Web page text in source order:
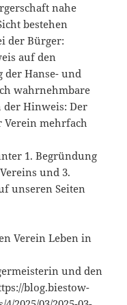
nahe
bestehen
der Bürger:
auf den
Hanse- und
wahrnehmbare
der Hinweis: Der
mehrfach
1. Begründung
und 3.
unseren Seiten
Verein Leben in
und den
blog.biestow-